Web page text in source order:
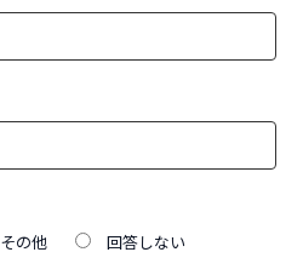
その他 回答しない